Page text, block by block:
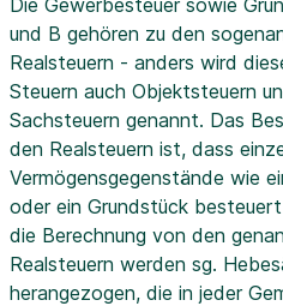
und B gehören zu den
Realsteuern - anders wird
Steuern auch Objektsteuern
Sachsteuern genannt. Das
den Realsteuern ist, dass
Vermögensgegenstände wie
oder ein Grundstück
die Berechnung von den
Realsteuern werden sg.
herangezogen, die in jeder